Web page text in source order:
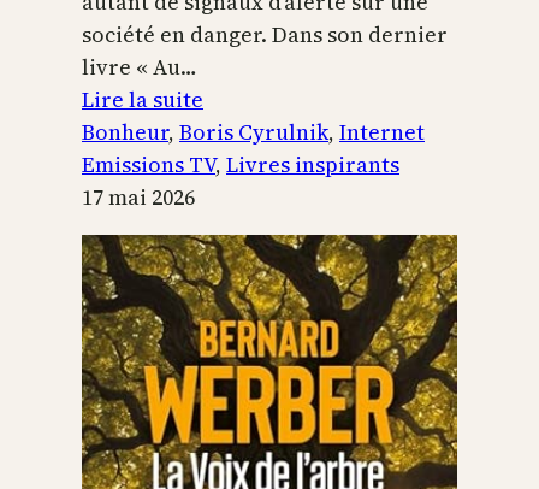
société en danger. Dans son dernier
livre « Au…
Lire la suite
Boris
Cyrulnik,
petits
bonheurs
Bonheur, Boris Cyrulnik, Internet
Emissions TV, Livres inspirants
17 mai 2026